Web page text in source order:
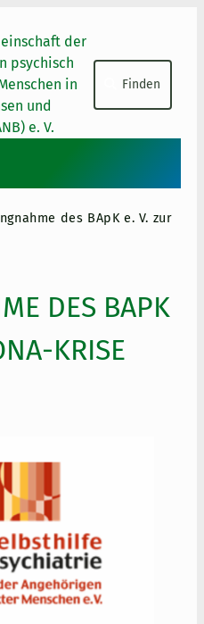
der
psychisch
in
und
e. V.
Suchen
Finden
des BApK e. V. zur
DES BAPK
KRISE